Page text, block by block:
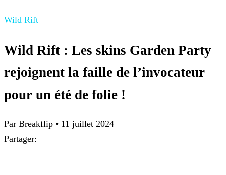
Wild Rift
Wild Rift : Les skins Garden Party
rejoignent la faille de l’invocateur
pour un été de folie !
Par Breakflip • 11 juillet 2024
Partager: